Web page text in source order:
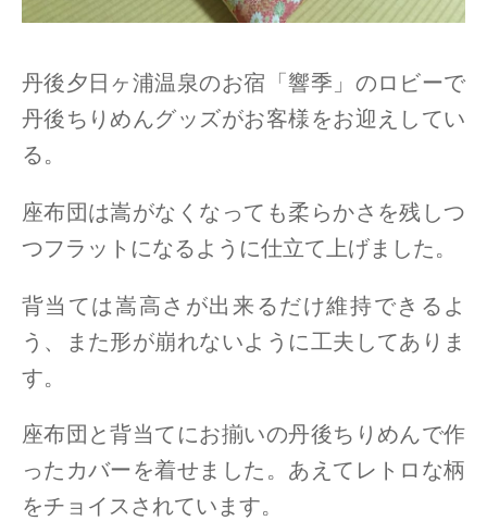
丹後夕日ヶ浦温泉のお宿「響季」のロビーで
丹後ちりめんグッズがお客様をお迎えしてい
る。
座布団は嵩がなくなっても柔らかさを残しつ
つフラットになるように仕立て上げました。
背当ては嵩高さが出来るだけ維持できるよ
う、また形が崩れないように工夫してありま
す。
座布団と背当てにお揃いの丹後ちりめんで作
ったカバーを着せました。あえてレトロな柄
をチョイスされています。